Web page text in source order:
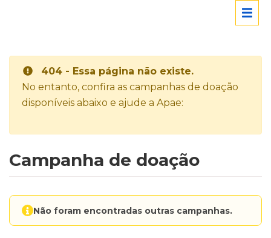
404 - Essa página não existe.
No entanto, confira as campanhas de doação
disponíveis abaixo e ajude a Apae:
Campanha de doação
Não foram encontradas outras campanhas.